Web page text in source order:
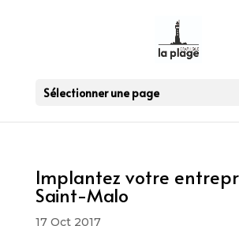
Sélectionner une page
Implantez votre
Saint-Malo
17 Oct 2017